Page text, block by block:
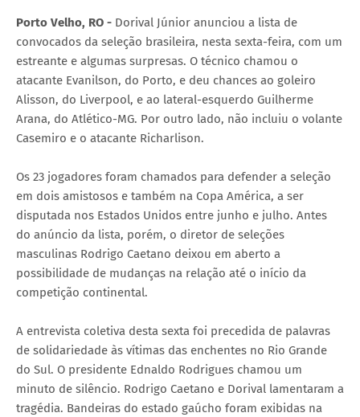
Porto Velho, RO - Dorival Júnior anunciou a lista de
convocados da seleção brasileira, nesta sexta-feira, com um
estreante e algumas surpresas. O técnico chamou o
atacante Evanilson, do Porto, e deu chances ao goleiro
Alisson, do Liverpool, e ao lateral-esquerdo Guilherme
Arana, do Atlético-MG. Por outro lado, não incluiu o volante
Casemiro e o atacante Richarlison.
Os 23 jogadores foram chamados para defender a seleção
em dois amistosos e também na Copa América, a ser
disputada nos Estados Unidos entre junho e julho. Antes
do anúncio da lista, porém, o diretor de seleções
masculinas Rodrigo Caetano deixou em aberto a
possibilidade de mudanças na relação até o início da
competição continental.
A entrevista coletiva desta sexta foi precedida de palavras
de solidariedade às vítimas das enchentes no Rio Grande
do Sul. O presidente Ednaldo Rodrigues chamou um
minuto de silêncio. Rodrigo Caetano e Dorival lamentaram a
tragédia. Bandeiras do estado gaúcho foram exibidas na